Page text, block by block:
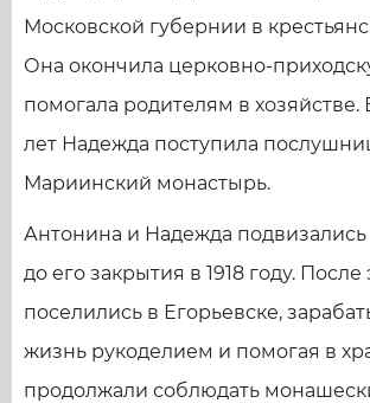
Московской губернии в
Она окончила церковно-
помогала родителям в хозяйстве.
лет Надежда поступила
Мариинский монастырь.
Антонина и Надежда
до его закрытия в 1918 году. После
поселились в Егорьевске,
жизнь рукоделием и помогая в
продолжали соблюдать